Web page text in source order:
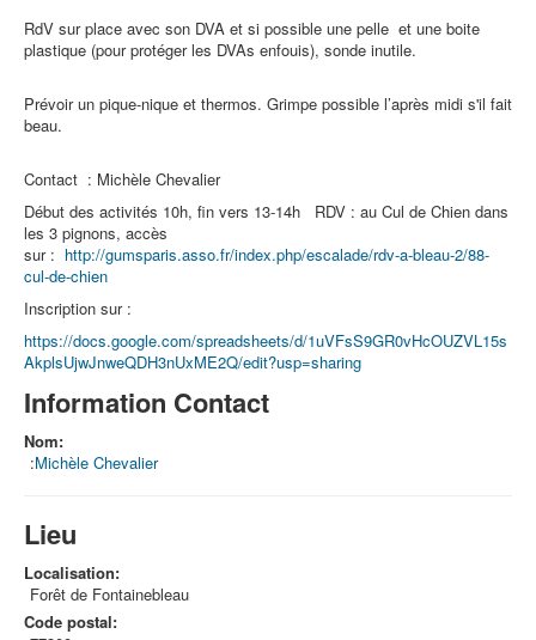
RdV sur place avec son DVA et si possible une pelle et une boite
plastique (pour protéger les DVAs enfouis), sonde inutile.
Prévoir un pique-nique et thermos. Grimpe possible l’après midi s'il fait
beau.
Contact : Michèle Chevalier
Début des activités 10h, fin vers 13-14h RDV : au Cul de Chien dans
les 3 pignons, accès
sur : http://gumsparis.asso.fr/index.php/escalade/rdv-a-bleau-2/88-
cul-de-chien
Inscription sur :
https://docs.google.com/spreadsheets/d/1uVFsS9GR0vHcOUZVL15s
AkplsUjwJnweQDH3nUxME2Q/edit?usp=sharing
Information Contact
Nom:
:Michèle Chevalier
Lieu
Localisation:
Forêt de Fontainebleau
Code postal: